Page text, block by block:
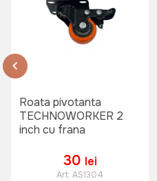
Roata pivotanta
TECHNOWORKER 2
inch cu frana
30 lei
Art: AS1304